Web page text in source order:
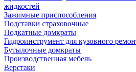
жидкостей
Зажимные приспособления
Подставки страховочные
Подкатные домкраты
Гидроинструмент для кузовного
Бутылочные домкраты
Производственная мебель
Верстаки